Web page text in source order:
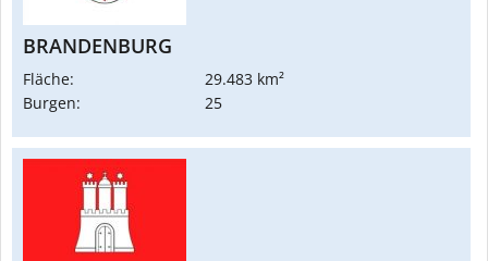
BRANDENBURG
Fläche:
29.483 km²
Burgen:
25